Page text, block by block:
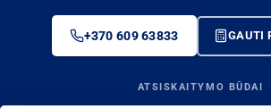
+370 609 63833 GAUTI
ATSISKAITYMO BŪDAI